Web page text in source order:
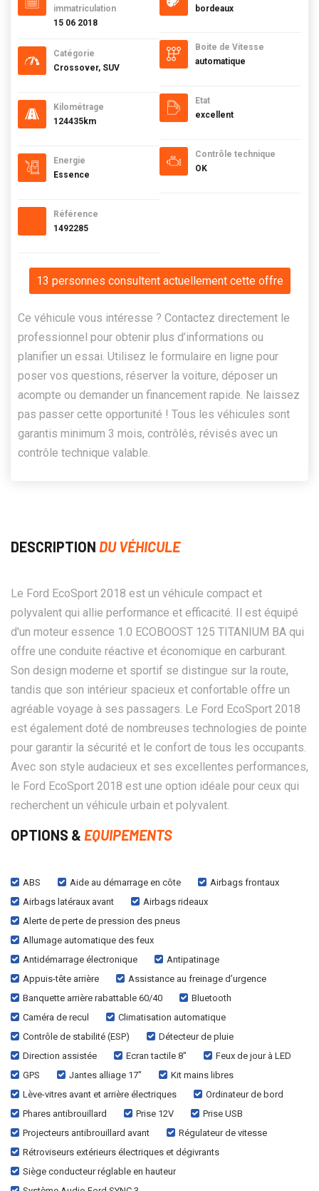
immatriculation
15 06 2018
Catégorie
Crossover, SUV
Kilométrage
124435km
Energie
Essence
Référence
1492285
bordeaux
Boite de Vitesse
automatique
Etat
excellent
Contrôle technique
OK
13 personnes consultent actuellement cette offre
Ce véhicule vous intéresse ? Contactez directement le
professionnel pour obtenir plus d’informations ou
planifier un essai. Utilisez le formulaire en ligne pour
poser vos questions, réserver la voiture, déposer un
acompte ou demander un financement rapide. Ne laissez
pas passer cette opportunité ! Tous les véhicules sont
garantis minimum 3 mois, contrôlés, révisés avec un
contrôle technique valable.
DESCRIPTION DU VÉHICULE
Le Ford EcoSport 2018 est un véhicule compact et
polyvalent qui allie performance et efficacité. Il est équipé
d'un moteur essence 1.0 ECOBOOST 125 TITANIUM BA qui
offre une conduite réactive et économique en carburant.
Son design moderne et sportif se distingue sur la route,
tandis que son intérieur spacieux et confortable offre un
agréable voyage à ses passagers. Le Ford EcoSport 2018
est également doté de nombreuses technologies de pointe
pour garantir la sécurité et le confort de tous les occupants.
Avec son style audacieux et ses excellentes performances,
le Ford EcoSport 2018 est une option idéale pour ceux qui
recherchent un véhicule urbain et polyvalent.
OPTIONS & EQUIPEMENTS
ABS Aide au démarrage en côte
Airbags frontaux
Airbags latéraux avant
Airbags rideaux
Alerte de perte de pression des pneus
Allumage automatique des feux
Antidémarrage électronique
Antipatinage
Appuis-tête arrière
Assistance au freinage d’urgence
Banquette arrière rabattable 60/40
Bluetooth
Caméra de recul
Climatisation automatique
Contrôle de stabilité (ESP)
Détecteur de pluie
Direction assistée
Ecran tactile 8"
Feux de jour à LED
GPS
Jantes alliage 17"
Kit mains libres
Lève-vitres avant et arrière électriques
Ordinateur de bord
Phares antibrouillard
Prise 12V
Prise USB
Projecteurs antibrouillard avant
Régulateur de vitesse
Rétroviseurs extérieurs électriques et dégivrants
Siège conducteur réglable en hauteur